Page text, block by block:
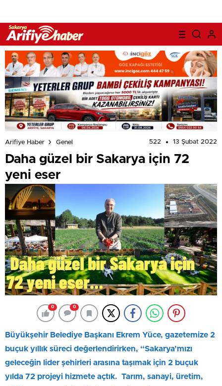
Arifiye Haber Genel 522 13 Şubat 2022
Daha güzel bir Sakarya için 72
yeni eser
0 0
Büyükşehir Belediye Başkanı Ekrem Yüce, gazetemize 2
buçuk yıllık süreci değerlendirirken, “Sakarya’mızı
geleceğin lider şehirleri arasına taşımak için 2 buçuk
yılda 72 projeyi hizmete açtık. Tarım, sanayi, üretim,